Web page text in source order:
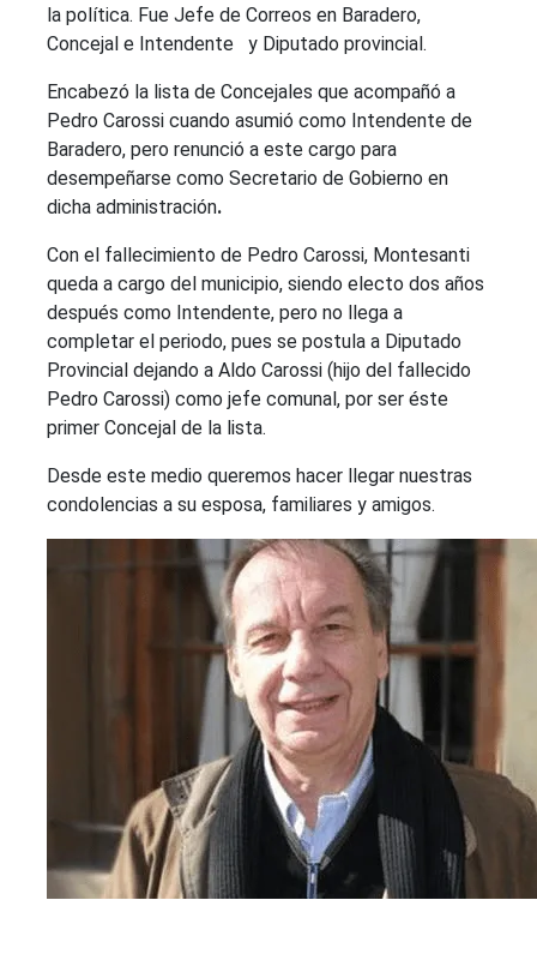
la política. Fue Jefe de Correos en Baradero,
Concejal e Intendente y Diputado provincial.
Encabezó la lista de Concejales que acompañó a
Pedro Carossi cuando asumió como Intendente de
Baradero, pero renunció a este cargo para
desempeñarse como Secretario de Gobierno en
dicha administración.
Con el fallecimiento de Pedro Carossi, Montesanti
queda a cargo del municipio, siendo electo dos años
después como Intendente, pero no llega a
completar el periodo, pues se postula a Diputado
Provincial dejando a Aldo Carossi (hijo del fallecido
Pedro Carossi) como jefe comunal, por ser éste
primer Concejal de la lista.
Desde este medio queremos hacer llegar nuestras
condolencias a su esposa, familiares y amigos.